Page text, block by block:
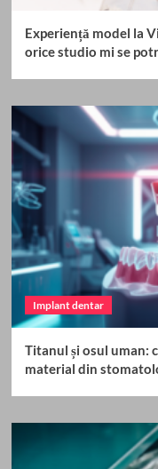
Experiență model la
orice studio mi se
Implant dentar
Titanul și osul uman:
material din